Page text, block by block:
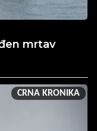
mrtav
CRNA KRONIKA